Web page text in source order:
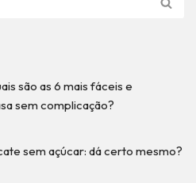
são as 6 mais fáceis e
sem complicação?
sem açúcar: dá certo mesmo?